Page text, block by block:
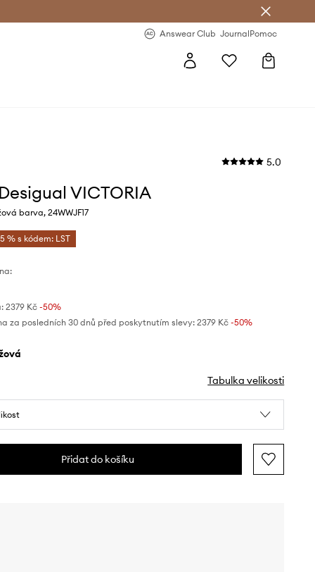
Answear Club JournalPomoc
5.0
VICTORIA
barva, 24WWJF17
% s kódem: LST
2379 Kč-50%
za posledních 30 dnů před poskytnutím slevy: 2379 Kč -50%
Tabulka velikosti
Přidat do košíku